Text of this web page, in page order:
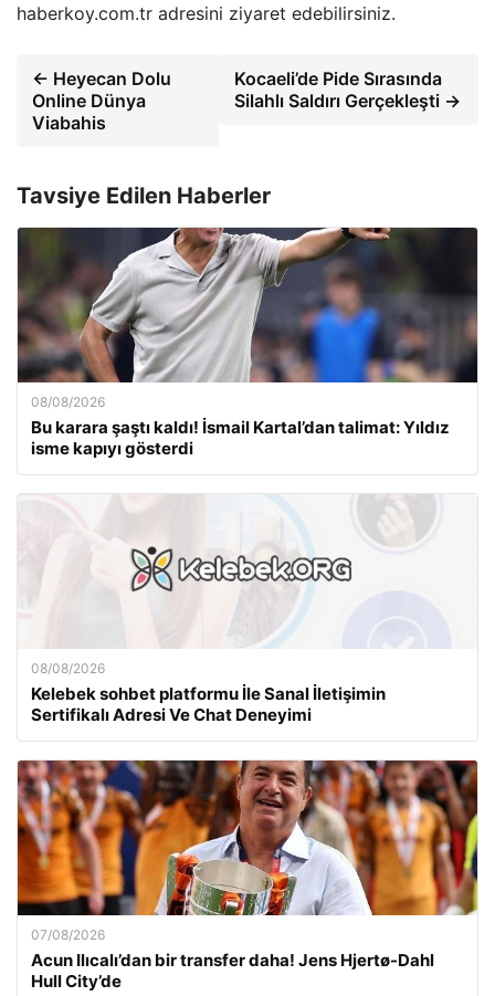
haberkoy.com.tr adresini ziyaret edebilirsiniz.
← Heyecan Dolu
Online Dünya
Viabahis
Kocaeli’de Pide Sırasında
Silahlı Saldırı Gerçekleşti →
Tavsiye Edilen Haberler
08/08/2026
Bu karara şaştı kaldı! İsmail Kartal’dan talimat: Yıldız
isme kapıyı gösterdi
08/08/2026
Kelebek sohbet platformu İle Sanal İletişimin
Sertifikalı Adresi Ve Chat Deneyimi
07/08/2026
Acun Ilıcalı’dan bir transfer daha! Jens Hjertø-Dahl
Hull City’de